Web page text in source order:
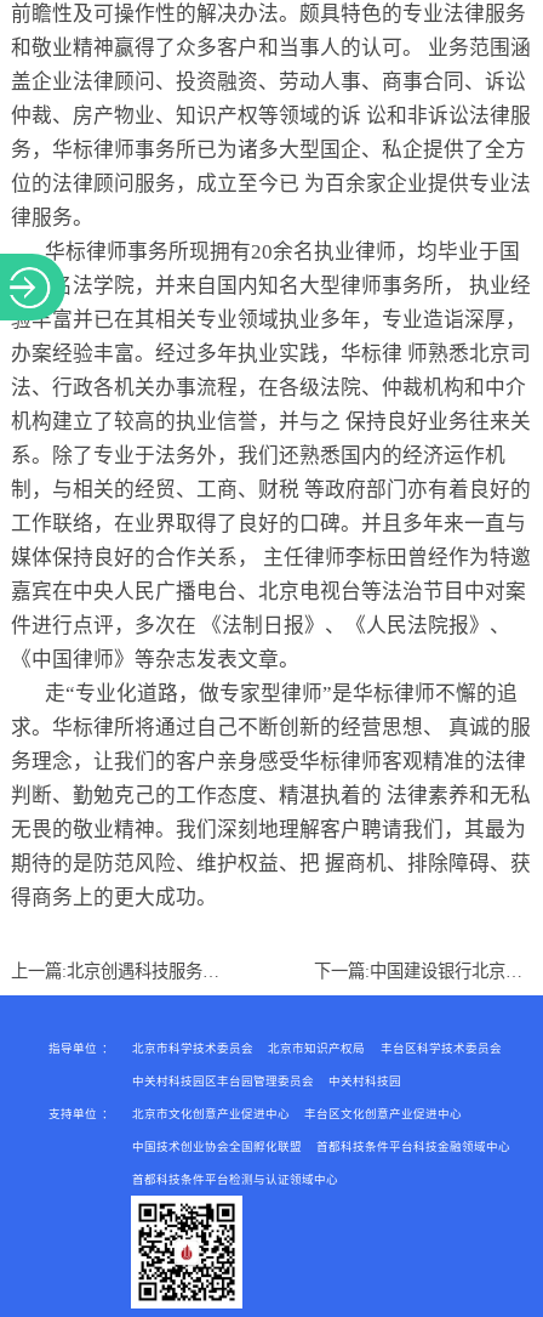
前瞻性及可操作性的解决办法。颇具特色的专业法律服务
和敬业精神赢得了众多客户和当事人的认可。 业务范围涵
盖企业法律顾问、投资融资、劳动人事、商事合同、诉讼
仲裁、房产物业、知识产权等领域的诉 讼和非诉讼法律服
务，华标律师事务所已为诸多大型国企、私企提供了全方
位的法律顾问服务，成立至今已 为百余家企业提供专业法
律服务。
华标律师事务所现拥有20余名执业律师，均毕业于国
内著名法学院，并来自国内知名大型律师事务所， 执业经
验丰富并已在其相关专业领域执业多年，专业造诣深厚，
办案经验丰富。经过多年执业实践，华标律 师熟悉北京司
法、行政各机关办事流程，在各级法院、仲裁机构和中介
机构建立了较高的执业信誉，并与之 保持良好业务往来关
系。除了专业于法务外，我们还熟悉国内的经济运作机
制，与相关的经贸、工商、财税 等政府部门亦有着良好的
工作联络，在业界取得了良好的口碑。并且多年来一直与
媒体保持良好的合作关系， 主任律师李标田曾经作为特邀
嘉宾在中央人民广播电台、北京电视台等法治节目中对案
件进行点评，多次在 《法制日报》、《人民法院报》、
《中国律师》等杂志发表文章。
走“专业化道路，做专家型律师”是华标律师不懈的追
求。华标律所将通过自己不断创新的经营思想、 真诚的服
务理念，让我们的客户亲身感受华标律师客观精准的法律
判断、勤勉克己的工作态度、精湛执着的 法律素养和无私
无畏的敬业精神。我们深刻地理解客户聘请我们，其最为
期待的是防范风险、维护权益、把 握商机、排除障碍、获
得商务上的更大成功。
上一篇: 北京创遇科技服务有限公司 下一篇: 中国建设银行北京市丰台支行
指导单位 ： 北京市科学技术委员会 北京市知识产权局 丰台区科学技术委员会
中关村科技园区丰台园管理委员会 中关村科技园
支持单位 ： 北京市文化创意产业促进中心 丰台区文化创意产业促进中心
中国技术创业协会全国孵化联盟 首都科技条件平台科技金融领域中心
首都科技条件平台检测与认证领域中心